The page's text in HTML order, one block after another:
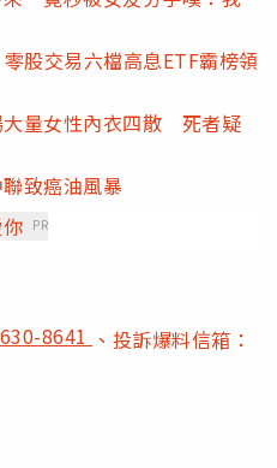
股交易六檔高息ETF霸榜領
量女性內衣四散 死者疑
致癌油風暴
PR
8641 、投訴爆料信箱：